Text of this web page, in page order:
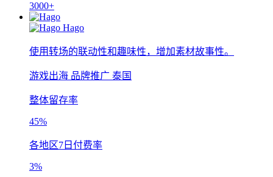
3000+
Hago
使用转场的联动性和趣味性，增加素材故事性。
游戏出海 品牌推广 泰国
整体留存率
45%
各地区7日付费率
3%